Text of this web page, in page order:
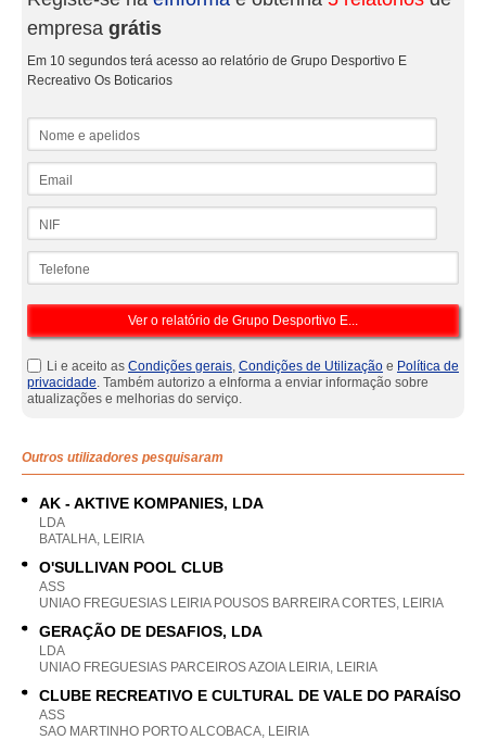
empresa grátis
Em 10 segundos terá acesso ao relatório de Grupo Desportivo E
Recreativo Os Boticarios
Li e aceito as Condições gerais, Condições de Utilização e Política de
privacidade. Também autorizo a eInforma a enviar informação sobre
atualizações e melhorias do serviço.
Outros utilizadores pesquisaram
AK - AKTIVE KOMPANIES, LDA
LDA
BATALHA, LEIRIA
O'SULLIVAN POOL CLUB
ASS
UNIAO FREGUESIAS LEIRIA POUSOS BARREIRA CORTES, LEIRIA
GERAÇÃO DE DESAFIOS, LDA
LDA
UNIAO FREGUESIAS PARCEIROS AZOIA LEIRIA, LEIRIA
CLUBE RECREATIVO E CULTURAL DE VALE DO PARAÍSO
ASS
SAO MARTINHO PORTO ALCOBACA, LEIRIA